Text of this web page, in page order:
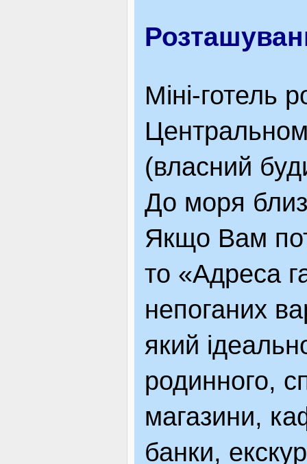
ОГОЛОШЕННЯ
ЯК ДОЇХАТИ
Мінi-готель
(власний
До моря
Якщо Вам
то «Адреса
непоганих
який
родинного,
магазини,
банки,